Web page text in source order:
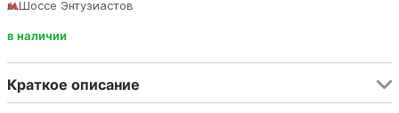
м.Шоссе Энтузиастов
в наличии
Краткое описание